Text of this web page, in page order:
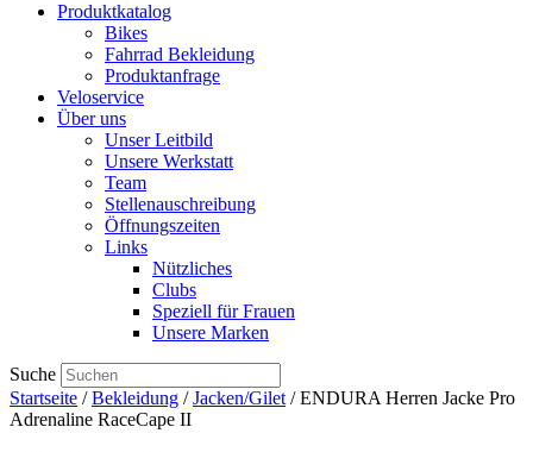
Produktkatalog
Bikes
Fahrrad Bekleidung
Produktanfrage
Veloservice
Über uns
Unser Leitbild
Unsere Werkstatt
Team
Stellenauschreibung
Öffnungszeiten
Links
Nützliches
Clubs
Speziell für Frauen​
Unsere Marken
Suche
Startseite /Bekleidung /Jacken/Gilet / ENDURA Herren Jacke Pro
Adrenaline RaceCape II